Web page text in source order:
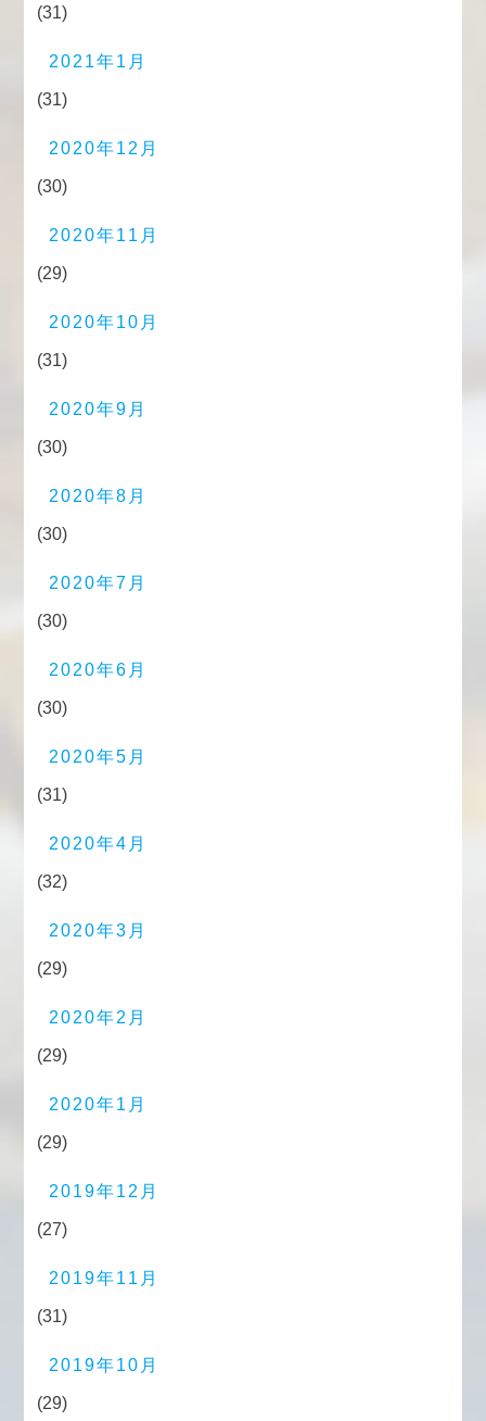
(31)
2021年1月
(31)
2020年12月
(30)
2020年11月
(29)
2020年10月
(31)
2020年9月
(30)
2020年8月
(30)
2020年7月
(30)
2020年6月
(30)
2020年5月
(31)
2020年4月
(32)
2020年3月
(29)
2020年2月
(29)
2020年1月
(29)
2019年12月
(27)
2019年11月
(31)
2019年10月
(29)